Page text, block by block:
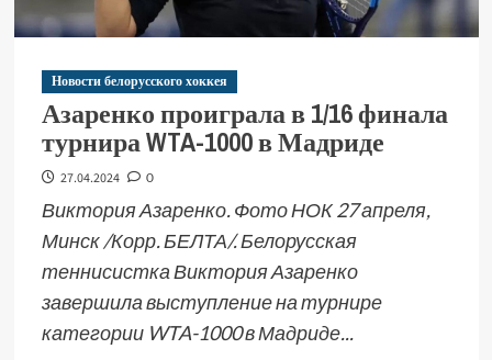
Новости белорусского хоккея
Азаренко проиграла в 1/16 финала
турнира WTA-1000 в Мадриде
27.04.2024 0
Виктория Азаренко. Фото НОК 27 апреля,
Минск /Корр. БЕЛТА/. Белорусская
теннисистка Виктория Азаренко
завершила выступление на турнире
категории WTA-1000 в Мадриде...